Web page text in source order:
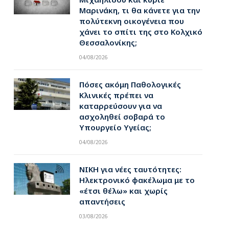
Μαρινάκη, τι θα κάνετε για την
πολύτεκνη οικογένεια που
χάνει το σπίτι της στο Κολχικό
Θεσσαλονίκης;
04/08/2026
Πόσες ακόμη Παθολογικές
Κλινικές πρέπει να
καταρρεύσουν για να
ασχοληθεί σοβαρά το
Υπουργείο Υγείας;
04/08/2026
ΝΙΚΗ για νέες ταυτότητες:
Ηλεκτρονικό φακέλωμα με το
«έτσι θέλω» και χωρίς
απαντήσεις
03/08/2026